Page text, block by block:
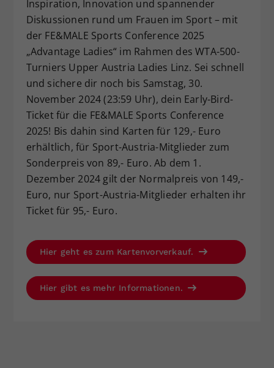
Inspiration, Innovation und spannender
Diskussionen rund um Frauen im Sport – mit
der FE&MALE Sports Conference 2025
„Advantage Ladies“ im Rahmen des WTA-500-
Turniers Upper Austria Ladies Linz. Sei schnell
und sichere dir noch bis Samstag, 30.
November 2024 (23:59 Uhr), dein Early-Bird-
Ticket für die FE&MALE Sports Conference
2025! Bis dahin sind Karten für 129,- Euro
erhältlich, für Sport-Austria-Mitglieder zum
Sonderpreis von 89,- Euro. Ab dem 1.
Dezember 2024 gilt der Normalpreis von 149,-
Euro, nur Sport-Austria-Mitglieder erhalten ihr
Ticket für 95,- Euro.
Hier geht es zum Kartenvorverkauf.
Hier gibt es mehr Informationen.
Zweck
Dieser Wert speichert Ihre Consent-
Einstellungen. Unter anderem eine
zufällig generierte ID, für die
historische Speicherung Ihrer
vorgenommen Einstellungen, falls der
Webseiten-Betreiber dies eingestellt
hat.